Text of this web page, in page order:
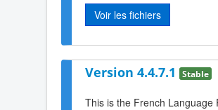
Voir les fichiers
Version 4.4.7.1 Stable
This is the French Language